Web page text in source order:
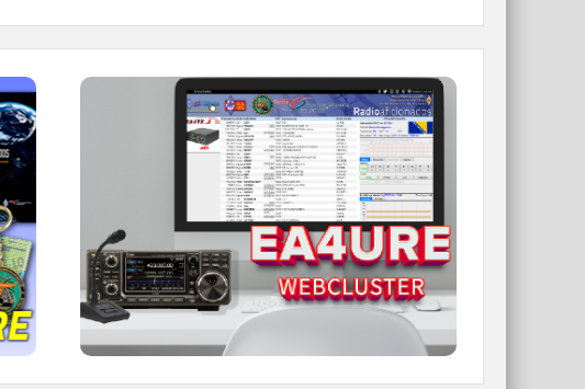
WEBCLUSTER EA4URE
Conoce el nuevo WebCluster de URE,
ahora con nuevos filtros e información y
compatible con GDURE
IR A WEBCLUSTER